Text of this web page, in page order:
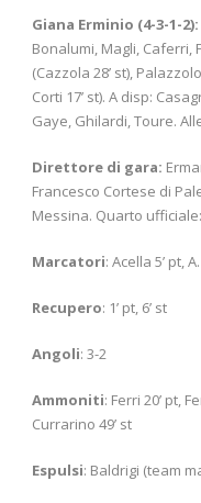
Giana Erminio (4-3-1-2):
Bonalumi, Magli, Caferri,
(Cazzola 28’ st),
Corti 17’ st). A disp:
Gaye, Ghilardi, Toure.
Direttore di gara:
Francesco Cortese di
Messina. Quarto
Marcatori: Acella 5’ pt,
Recupero: 1’ pt, 6’ st
Angoli: 3-2
Ammoniti: Ferri 20’ pt,
Currarino 49’ st
Espulsi: Baldrigi (team